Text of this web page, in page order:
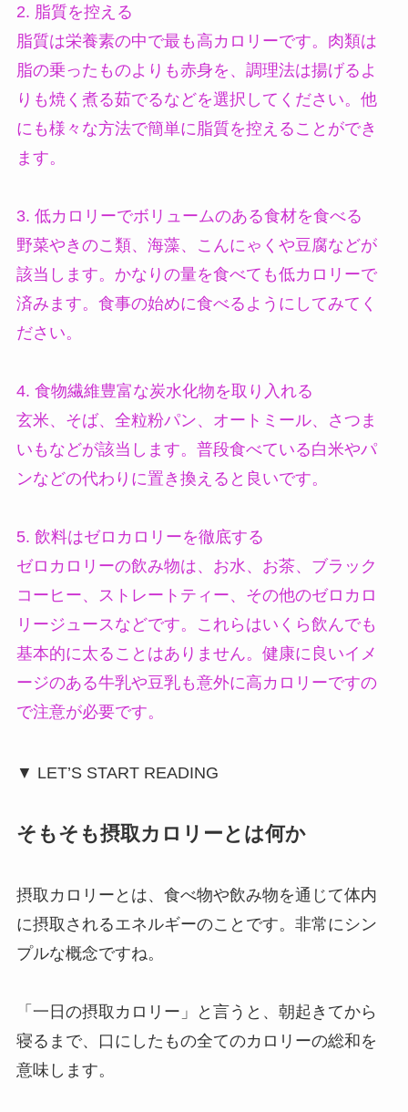
2. 脂質を控える
脂質は栄養素の中で最も高カロリーです。肉類は
脂の乗ったものよりも赤身を、調理法は揚げるよ
りも焼く煮る茹でるなどを選択してください。他
にも様々な方法で簡単に脂質を控えることができ
ます。
3. 低カロリーでボリュームのある食材を食べる
野菜やきのこ類、海藻、こんにゃくや豆腐などが
該当します。かなりの量を食べても低カロリーで
済みます。食事の始めに食べるようにしてみてく
ださい。
4. 食物繊維豊富な炭水化物を取り入れる
玄米、そば、全粒粉パン、オートミール、さつま
いもなどが該当します。普段食べている白米やパ
ンなどの代わりに置き換えると良いです。
5. 飲料はゼロカロリーを徹底する
ゼロカロリーの飲み物は、お水、お茶、ブラック
コーヒー、ストレートティー、その他のゼロカロ
リージュースなどです。これらはいくら飲んでも
基本的に太ることはありません。健康に良いイメ
ージのある牛乳や豆乳も意外に高カロリーですの
で注意が必要です。
▼ LET’S START READING
そもそも摂取カロリーとは何か
摂取カロリーとは、食べ物や飲み物を通じて体内
に摂取されるエネルギーのことです。非常にシン
プルな概念ですね。
「一日の摂取カロリー」と言うと、朝起きてから
寝るまで、口にしたもの全てのカロリーの総和を
意味します。